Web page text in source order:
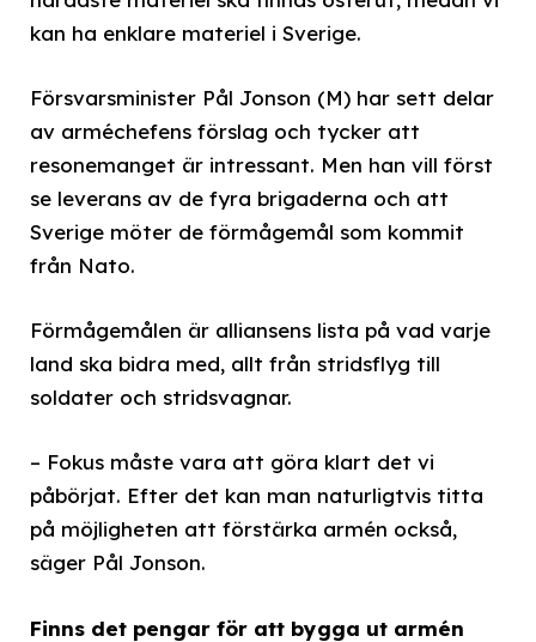
kan ha enklare materiel i Sverige.
Försvarsminister Pål Jonson (M) har sett delar
av arméchefens förslag och tycker att
resonemanget är intressant. Men han vill först
se leverans av de fyra brigaderna och att
Sverige möter de förmågemål som kommit
från Nato.
Förmågemålen är alliansens lista på vad varje
land ska bidra med, allt från stridsflyg till
soldater och stridsvagnar.
– Fokus måste vara att göra klart det vi
påbörjat. Efter det kan man naturligtvis titta
på möjligheten att förstärka armén också,
säger Pål Jonson.
Finns det pengar för att bygga ut armén